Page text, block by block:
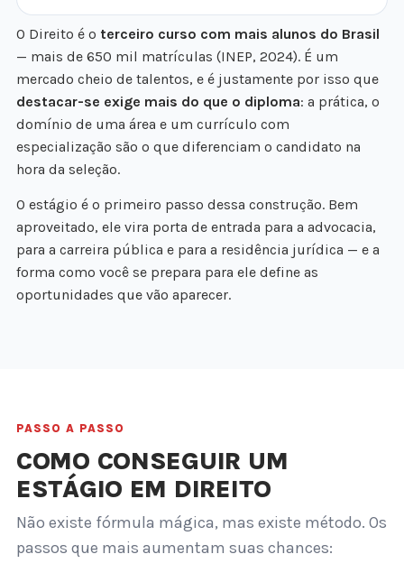
O Direito é o terceiro curso com mais alunos do Brasil
— mais de 650 mil matrículas (INEP, 2024). É um
mercado cheio de talentos, e é justamente por isso que
destacar-se exige mais do que o diploma: a prática, o
domínio de uma área e um currículo com
especialização são o que diferenciam o candidato na
hora da seleção.
O estágio é o primeiro passo dessa construção. Bem
aproveitado, ele vira porta de entrada para a advocacia,
para a carreira pública e para a residência jurídica — e a
forma como você se prepara para ele define as
oportunidades que vão aparecer.
PASSO A PASSO
COMO CONSEGUIR UM
ESTÁGIO EM DIREITO
Não existe fórmula mágica, mas existe método. Os
passos que mais aumentam suas chances: